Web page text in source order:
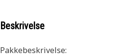
Beskrivelse
Pakkebeskrivelse: